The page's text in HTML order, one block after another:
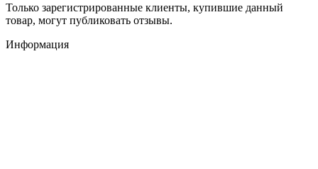
Только зарегистрированные клиенты, купившие данный
товар, могут публиковать отзывы.
Информация